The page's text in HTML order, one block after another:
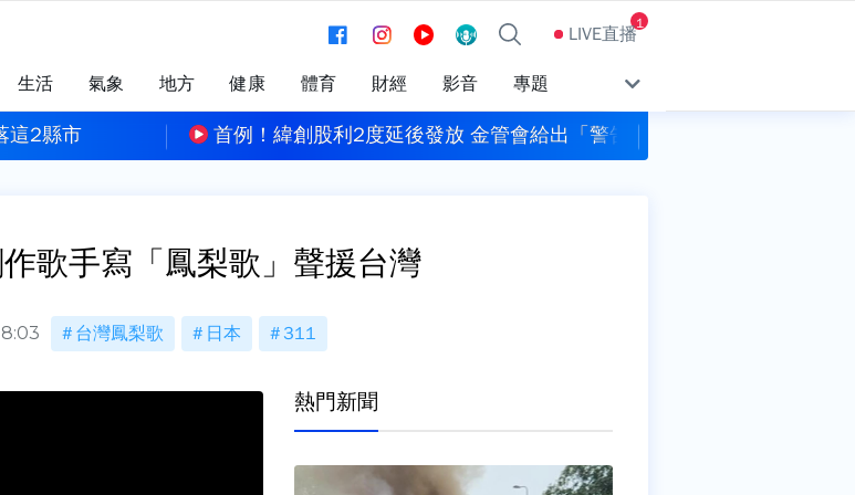
LIVE直播1
生活 氣象 地方 健康 體育 財經 影音 專題
管會給出「警告」 「白海豚」估下午發海警！ 父親節「中部以北」風大雨強浪高
歌手寫「鳳梨歌」聲援台灣
台灣鳳梨歌 日本 311
熱門新聞